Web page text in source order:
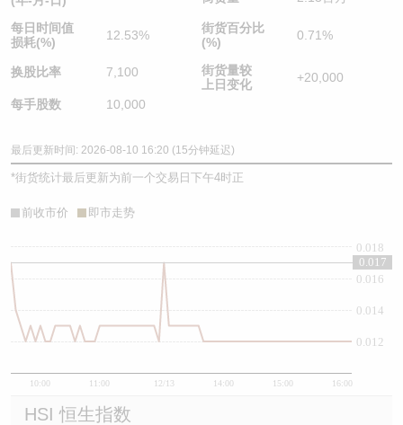
每日时间值
损耗(%)
12.53%
换股比率 7,100
每手股数 10,000
街货百分比
(%)
0.71%
街货量较
上日变化
+20,000
最后更新时间: 2026-08-10 16:20 (15分钟延迟)
*街货统计最后更新为前一个交易日下午4时正
前收市价 即市走势
10:00 11:00 12/13 14:00 15:00 16:00
0.012
0.014
0.016
0.018
0.017
HSI 恒生指数